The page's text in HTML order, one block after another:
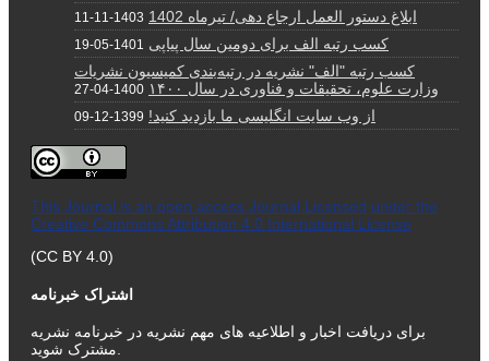
ابلاغ دستور العمل ارجاع دهی/ تیرماه 1402 1403-11-11
کسب رتبه الف برای دومین سال پیاپی 1401-05-19
کسب رتبه "الف" نشریه در رتبه‌بندی کمیسیون نشریات
وزارت علوم، تحقیقات و فناوری در سال ۱۴۰۰
1400-04-27
از وب سایت انگلیسی ما بازدید کنید! 1399-12-09
This Journal is an open access Journal Licensed under the
Creative Commons Attribution 4.0 International License
(CC BY 4.0)
اشتراک خبرنامه
برای دریافت اخبار و اطلاعیه های مهم نشریه در خبرنامه نشریه
مشترک شوید.